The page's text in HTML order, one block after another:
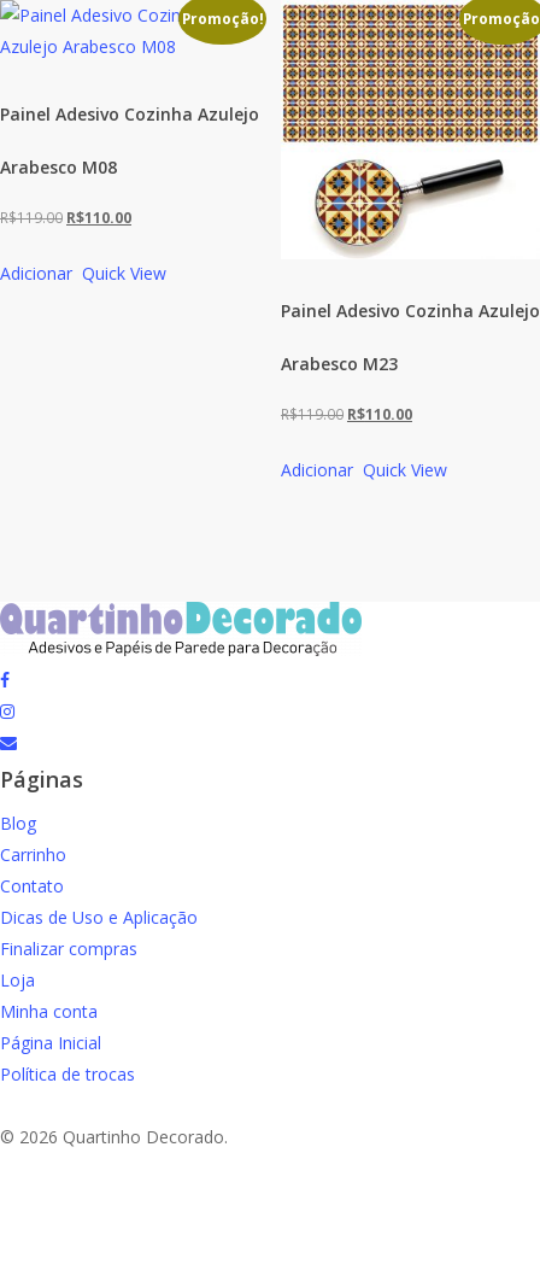
Promoção!
Painel Adesivo Cozinha Azulejo
Arabesco M08
R$119.00 O
original
R$110.00O
atual
Adicionar Quick View
Painel Adesivo Cozinha Azulejo
Arabesco M23
R$119.00 O
original
R$110.00O
atual
Adicionar Quick View
facebook
instagram
email
Páginas
Blog
Carrinho
Contato
Dicas de Uso e Aplicação
Finalizar compras
Loja
Minha conta
Página Inicial
Política de trocas
© 2026 Quartinho Decorado.